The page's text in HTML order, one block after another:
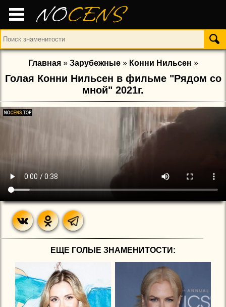
NOCENS
Главная» Зарубежные» Конни Нильсен »
Голая Конни Нильсен в фильме "Рядом со
мной" 2021г.
ЕЩЕ ГОЛЫЕ ЗНАМЕНИТОСТИ: